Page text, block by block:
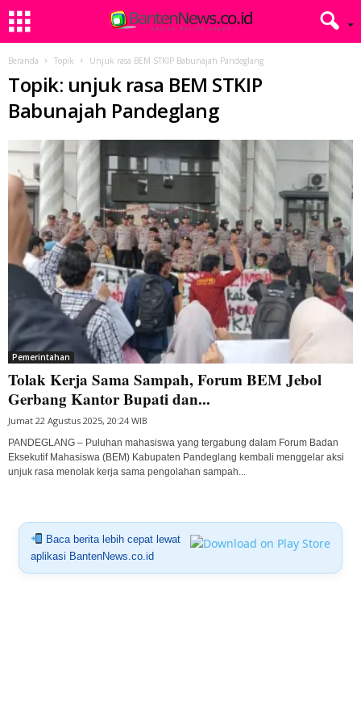
Beranda Topik Unjuk rasa BEM STKIP Babunajah Pandeglang
Topik: unjuk rasa BEM STKIP
Babunajah Pandeglang
Pemerintahan
Tolak Kerja Sama Sampah, Forum BEM Jebol
Gerbang Kantor Bupati dan...
Jumat 22 Agustus 2025, 20:24 WIB
PANDEGLANG – Puluhan mahasiswa yang tergabung dalam Forum Badan
Eksekutif Mahasiswa (BEM) Kabupaten Pandeglang kembali menggelar aksi
unjuk rasa menolak kerja sama pengolahan sampah...
Baca berita lebih cepat lewat
aplikasi BantenNews.co.id